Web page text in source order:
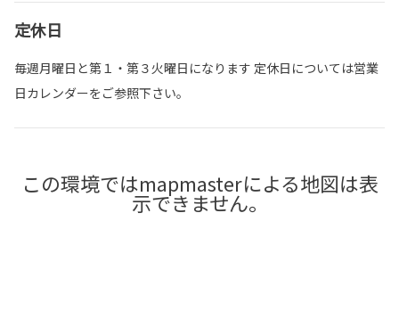
定休日
毎週月曜日と第１・第３火曜日になります 定休日については営業
日カレンダーをご参照下さい。
この環境ではmapmasterによる地図は表
示できません。